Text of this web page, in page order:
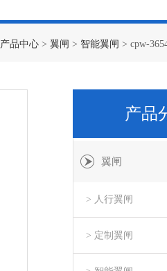
产品中心 > 翼闸 > 智能翼闸 > cpw-
产品
翼闸
> 人行翼闸
> 定制翼闸